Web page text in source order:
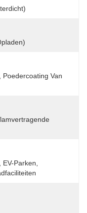
Poedercoating Van
Parken,